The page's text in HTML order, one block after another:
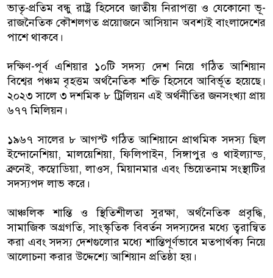
ভাতৃ-প্রতিম বন্ধু রাষ্ট্র হিসেবে জাতীয় নিরাপত্তা ও যেকোনো ভূ-
রাজনৈতিক কৌশলগত প্রয়োজনে আসিয়ান অবশ্যই বাংলাদেশের
পাশে থাকবে।
দক্ষিণ-পূর্ব এশিয়ার ১০টি সদস্য দেশ নিয়ে গঠিত আশিয়ান
বিশ্বের পঞ্চম বৃহত্তম অর্থনৈতিক শক্তি হিসেবে আবির্ভূত হয়েছে।
২০২৩ সালে ৩ দশমিক ৮ ট্রিলিয়ন এই অর্থনীতির জনসংখ্যা প্রায়
৬৭৭ মিলিয়ন।
১৯৬৭ সালের ৮ আগস্ট গঠিত আশিয়ানে প্রাথমিক সদস্য ছিল
ইন্দোনেশিয়া, মালয়েশিয়া, ফিলিপাইন, সিঙ্গাপুর ও থাইল্যান্ড,
ব্রুনেই, কম্বোডিয়া, লাওস, মিয়ানমার এবং ভিয়েতনাম সংস্থাটির
সদস্যপদ লাভ করে।
আঞ্চলিক শান্তি ও স্থিতিশীলতা সুরক্ষা, অর্থনৈতিক প্রবৃদ্ধি,
সামাজিক অগ্রগতি, সাংস্কৃতিক বিবর্তন সদস্যদের মধ্যে ত্বরান্বিত
করা এবং সদস্য দেশগুলোর মধ্যে শান্তিপূর্ণভাবে মতপার্থক্য নিয়ে
আলোচনা করার উদ্দেশ্যে আশিয়ান প্রতিষ্ঠা হয়।